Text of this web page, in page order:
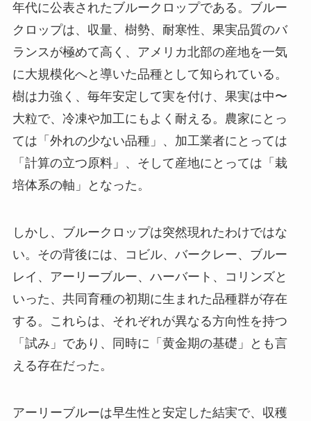
年代に公表されたブルークロップである。ブルー
クロップは、収量、樹勢、耐寒性、果実品質のバ
ランスが極めて高く、アメリカ北部の産地を一気
に大規模化へと導いた品種として知られている。
樹は力強く、毎年安定して実を付け、果実は中〜
大粒で、冷凍や加工にもよく耐える。農家にとっ
ては「外れの少ない品種」、加工業者にとっては
「計算の立つ原料」、そして産地にとっては「栽
培体系の軸」となった。
しかし、ブルークロップは突然現れたわけではな
い。その背後には、コビル、バークレー、ブルー
レイ、アーリーブルー、ハーバート、コリンズと
いった、共同育種の初期に生まれた品種群が存在
する。これらは、それぞれが異なる方向性を持つ
「試み」であり、同時に「黄金期の基礎」とも言
える存在だった。
アーリーブルーは早生性と安定した結実で、収穫